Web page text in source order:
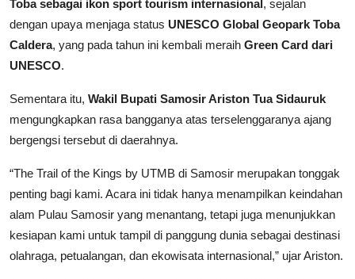
Toba sebagai ikon sport tourism internasional , sejalan
dengan upaya menjaga status UNESCO Global Geopark Toba
Caldera, yang pada tahun ini kembali meraih Green Card dari
UNESCO.
Sementara itu, Wakil Bupati Samosir Ariston Tua Sidauruk
mengungkapkan rasa bangganya atas terselenggaranya ajang
bergengsi tersebut di daerahnya.
“The Trail of the Kings by UTMB di Samosir merupakan tonggak
penting bagi kami. Acara ini tidak hanya menampilkan keindahan
alam Pulau Samosir yang menantang, tetapi juga menunjukkan
kesiapan kami untuk tampil di panggung dunia sebagai destinasi
olahraga, petualangan, dan ekowisata internasional,” ujar Ariston.